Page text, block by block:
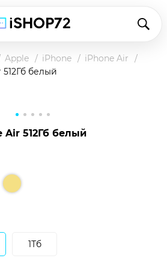
Apple iPhone
iPhone Air
белый
512Гб белый
1Тб
цене,
при доставке.